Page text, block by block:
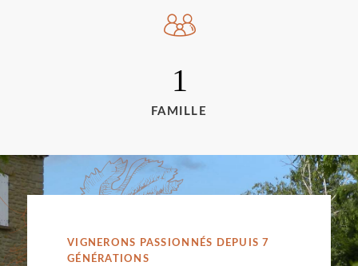
1
FAMILLE
VIGNERONS PASSIONNÉS DEPUIS 7
GÉNÉRATIONS